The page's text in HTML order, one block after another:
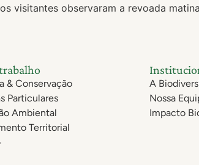
visitantes observaram a revoada
& Conservação
Particulares
Ambiental
Territorial
A
Nossa
Impacto